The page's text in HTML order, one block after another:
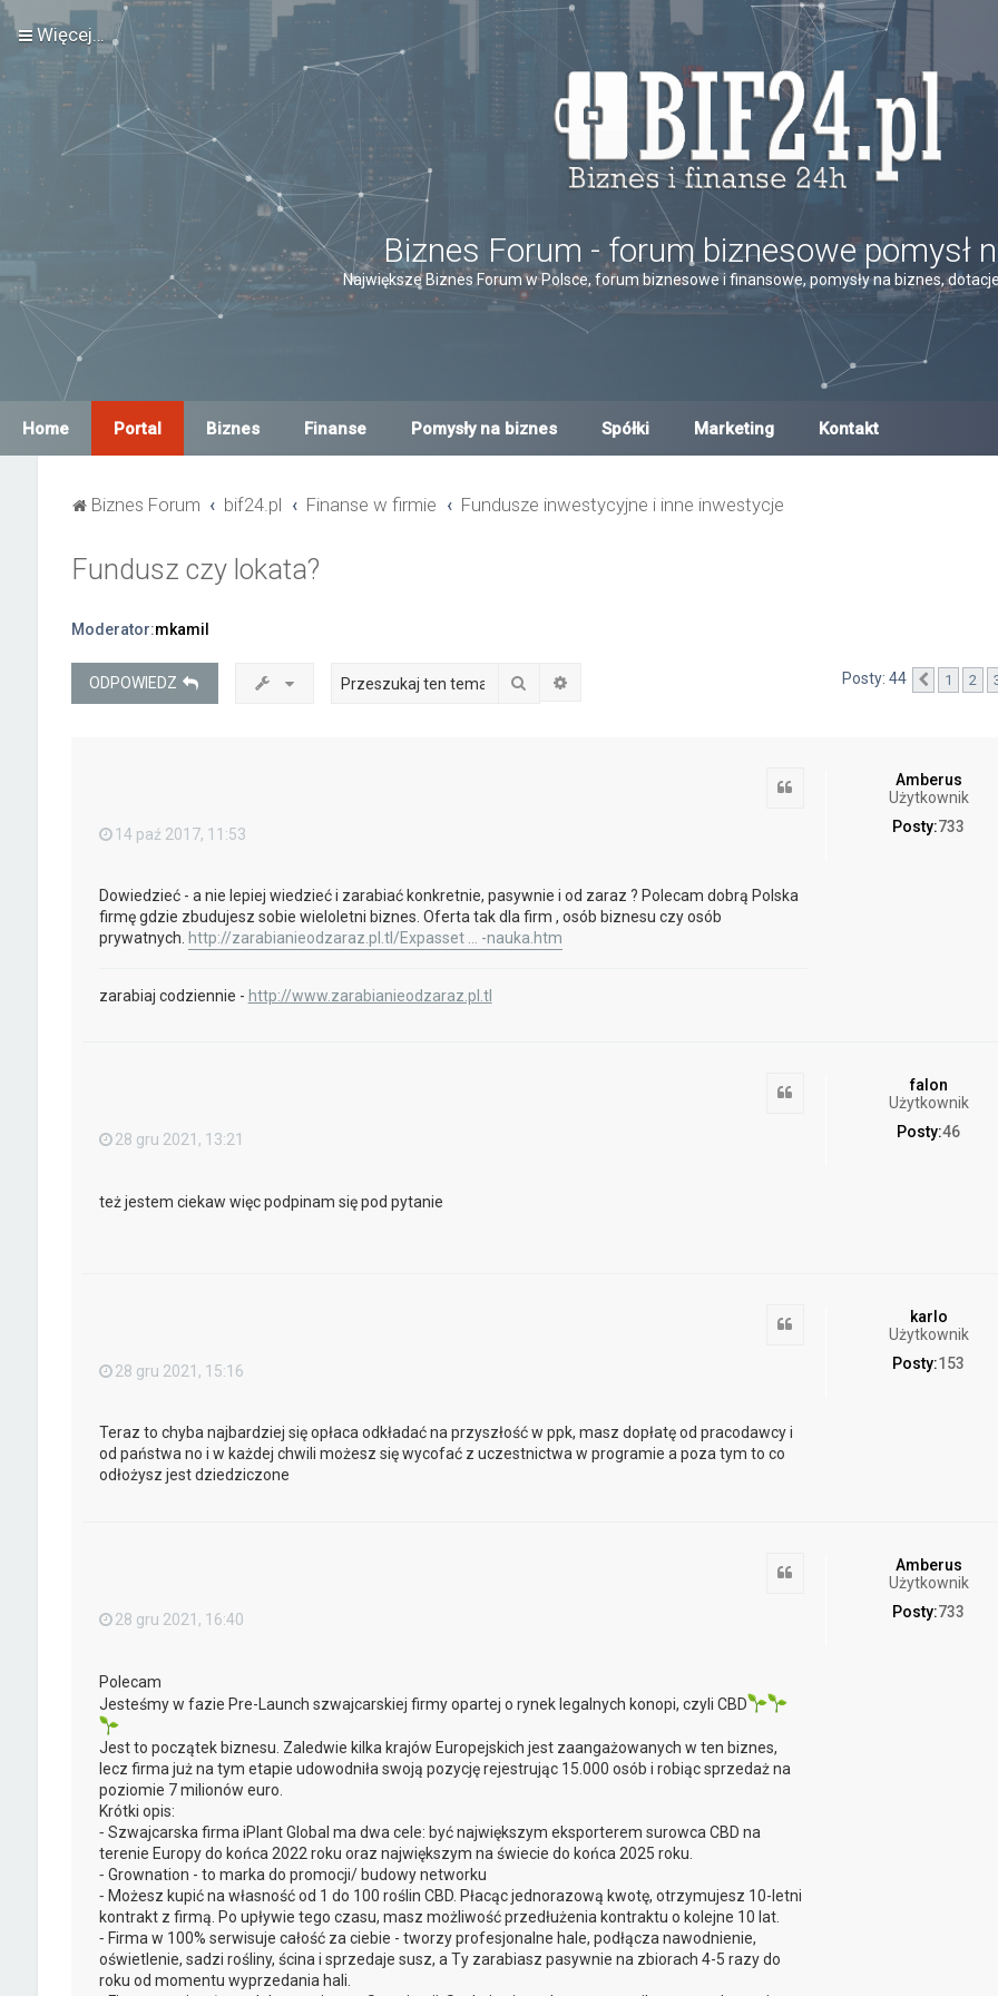
Więcej…
Biznes Forum - forum biznesowe pomysł
Największe Biznes Forum w Polsce, forum biznesowe i finansowe, pomysły na biznes,
Home Portal Biznes Finanse Pomysły na biznes Spółki Marketing Kontakt
Biznes Forum bif24.pl Finanse w firmie Fundusze inwestycyjne i inne inwestycje
Fundusz czy lokata?
Moderator:mkamil
ODPOWIEDZ Szukaj Posty: 44 1 2
Amberus
Użytkownik
Posty:733
14 paź 2017, 11:53
Dowiedzieć - a nie lepiej wiedzieć i zarabiać konkretnie, pasywnie i od zaraz ? Polecam dobrą Polska
firmę gdzie zbudujesz sobie wieloletni biznes. Oferta tak dla firm , osób biznesu czy osób
prywatnych. http://zarabianieodzaraz.pl.tl/Expasset ... -nauka.htm
zarabiaj codziennie - http://www.zarabianieodzaraz.pl.tl
falon
Użytkownik
Posty:46
28 gru 2021, 13:21
też jestem ciekaw więc podpinam się pod pytanie
karlo
Użytkownik
Posty:153
28 gru 2021, 15:16
Teraz to chyba najbardziej się opłaca odkładać na przyszłość w ppk, masz dopłatę od pracodawcy i
od państwa no i w każdej chwili możesz się wycofać z uczestnictwa w programie a poza tym to co
odłożysz jest dziedziczone
Amberus
Użytkownik
Posty:733
28 gru 2021, 16:40
Polecam
Jesteśmy w fazie Pre-Launch szwajcarskiej firmy opartej o rynek legalnych konopi, czyli CBD
Jest to początek biznesu. Zaledwie kilka krajów Europejskich jest zaangażowanych w ten biznes,
lecz firma już na tym etapie udowodniła swoją pozycję rejestrując 15.000 osób i robiąc sprzedaż na
poziomie 7 milionów euro.
Krótki opis:
⁃ Szwajcarska firma iPlant Global ma dwa cele: być największym eksporterem surowca CBD na
terenie Europy do końca 2022 roku oraz największym na świecie do końca 2025 roku.
⁃ Grownation - to marka do promocji/ budowy networku
⁃ Możesz kupić na własność od 1 do 100 roślin CBD. Płacąc jednorazową kwotę, otrzymujesz 10-letni
kontrakt z firmą. Po upływie tego czasu, masz możliwość przedłużenia kontraktu o kolejne 10 lat.
⁃ Firma w 100% serwisuje całość za ciebie - tworzy profesjonalne hale, podłącza nawodnienie,
oświetlenie, sadzi rośliny, ścina i sprzedaje susz, a Ty zarabiasz pasywnie na zbiorach 4-5 razy do
roku od momentu wyprzedania hali.